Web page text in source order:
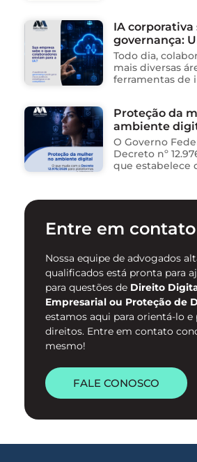
um dos
propícios para …
IA corporativa
governança:
está
Todo dia,
mais diversas
ferramentas de
dados, redigem
relatórios. O
na ferramenta.
Proteção da
ambiente
novo Decreto
O Governo
Decreto nº
que estabelece
enfrentamento
digital. …
Entre em contato
Nossa equipe de advogados
qualificados está pronta para
para questões de Direito
Empresarial ou Proteção de
estamos aqui para orientá-lo e
direitos. Entre em contato
mesmo!
FALE CONOSCO